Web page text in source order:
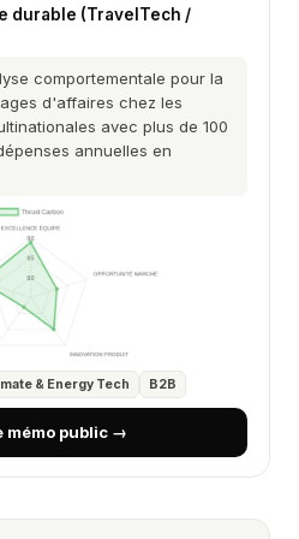
durable (TravelTech /
comportementale pour la
d'affaires chez les
avec plus de 100
annuelles en
& Energy Tech B2B
mémo public →